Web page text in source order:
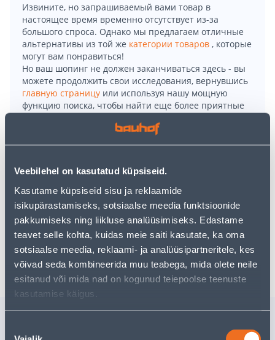
Veebilehel on kasutatud küpsiseid.
Kasutame küpsiseid sisu ja reklaamide
isikupärastamiseks, sotsiaalse meedia funktsioonide
pakkumiseks ning liikluse analüüsimiseks. Edastame
teavet selle kohta, kuidas meie saiti kasutate, ka oma
sotsiaalse meedia, reklaami- ja analüüsipartneritele, kes
võivad seda kombineerida muu teabega, mida olete neile
esitanud või mida nad on kogunud teiepoolse teenuste
kasutamise käigus.
Извините, но запрашиваемый вами товар в
настоящее время временно отсутствует из-за
большого спроса. Однако мы предлагаем отличные
альтернативы из той же категории товаров , которые
могут вам понравиться!
Но ваш шопинг не должен заканчиваться здесь - вы
можете продолжить свои исследования, вернувшись
главную страницу или используя нашу мощную
функцию поиска, чтобы найти еще более приятные
• Suured plaadid on läbimõõduga 18 cm.
• Küpsetamise temperatuuri sujuv reguleerimine,
märgutuled ja mittekuumenev käepide.
• 14-päevane tagastusõigus.
Доставка невозможна
Похожие продукты